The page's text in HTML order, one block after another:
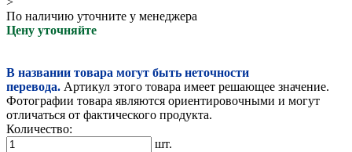
По наличию уточните у менеджера
Цену уточняйте
В названии товара могут быть неточности
перевода. Артикул этого товара имеет решающее значение.
Фотографии товара являются ориентировочными и могут
отличаться от фактического продукта.
Количество:
шт.